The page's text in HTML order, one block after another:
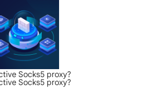
Socks5 proxy?
Socks5 proxy?